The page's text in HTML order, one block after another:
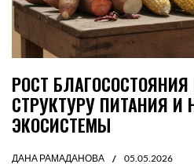
РОСТ
СТРУКТУРУ ПИТАНИЯ И
ЭКОСИСТЕМЫ
ДАНА РАМАДАНОВА 05.05.2026